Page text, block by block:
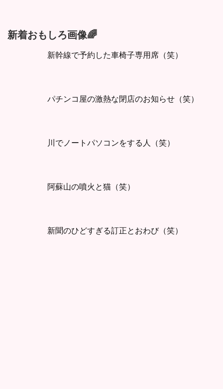
新着おもしろ画像🌈
新幹線で予約した車椅子専用席（笑）
パチンコ屋の激熱な閉店のお知らせ（笑）
川でノートパソコンをする人（笑）
阿蘇山の噴火と猫（笑）
新聞のひどすぎる訂正とおわび（笑）